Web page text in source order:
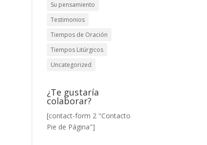
Su pensamiento
Testimonios
Tiempos de Oración
Tiempos Litúrgicos
Uncategorized
¿Te gustaría
colaborar?
[contact-form 2 "Contacto
Pie de Página"]